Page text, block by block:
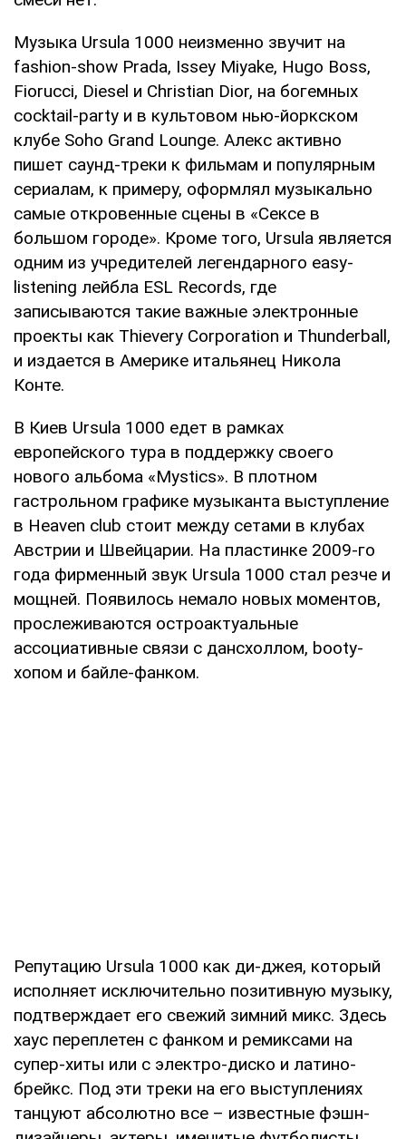
Музыка Ursula 1000 неизменно звучит на
fashion-show Prada, Issey Miyake, Hugo Boss,
Fiorucci, Diesel и Christian Dior, на богемных
cocktail-party и в культовом нью-йоркском
клубе Soho Grand Lounge. Алекс активно
пишет саунд-треки к фильмам и популярным
сериалам, к примеру, оформлял музыкально
самые откровенные сцены в «Сексе в
большом городе». Кроме того, Ursula является
одним из учредителей легендарного easy-
listening лейбла ESL Records, где
записываются такие важные электронные
проекты как Thievery Corporation и Thunderball,
и издается в Америке итальянец Никола
Конте.
В Киев Ursula 1000 едет в рамках
европейского тура в поддержку своего
нового альбома «Mystics». В плотном
гастрольном графике музыканта выступление
в Heaven club стоит между сетами в клубах
Австрии и Швейцарии. На пластинке 2009-го
года фирменный звук Ursula 1000 стал резче и
мощней. Появилось немало новых моментов,
прослеживаются остроактуальные
ассоциативные связи с дансхоллом, booty-
хопом и байле-фанком.
Репутацию Ursula 1000 как ди-джея, который
исполняет исключительно позитивную музыку,
подтверждает его свежий зимний микс. Здесь
хаус переплетен с фанком и ремиксами на
супер-хиты или с электро-диско и латино-
брейкс. Под эти треки на его выступлениях
танцуют абсолютно все – известные фэшн-